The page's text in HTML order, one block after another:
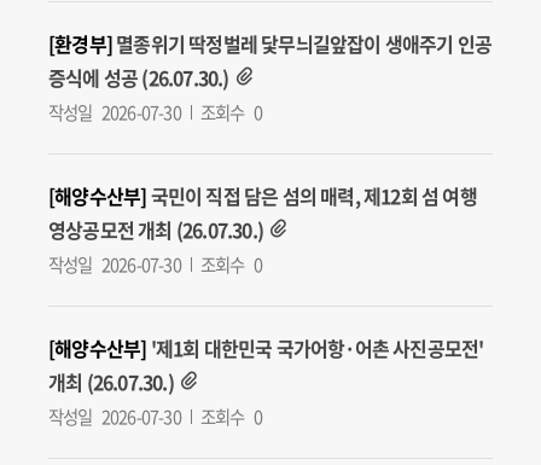
[환경부]멸종위기 딱정벌레 닻무늬길앞잡이 생애주기 인공
증식에 성공 (26.07.30.)
작성일 2026-07-30 조회수 0
[해양수산부]국민이 직접 담은 섬의 매력, 제12회 섬 여행
영상공모전 개최 (26.07.30.)
작성일 2026-07-30 조회수 0
[해양수산부] '제1회 대한민국 국가어항·어촌 사진공모전'
개최 (26.07.30.)
작성일 2026-07-30 조회수 0